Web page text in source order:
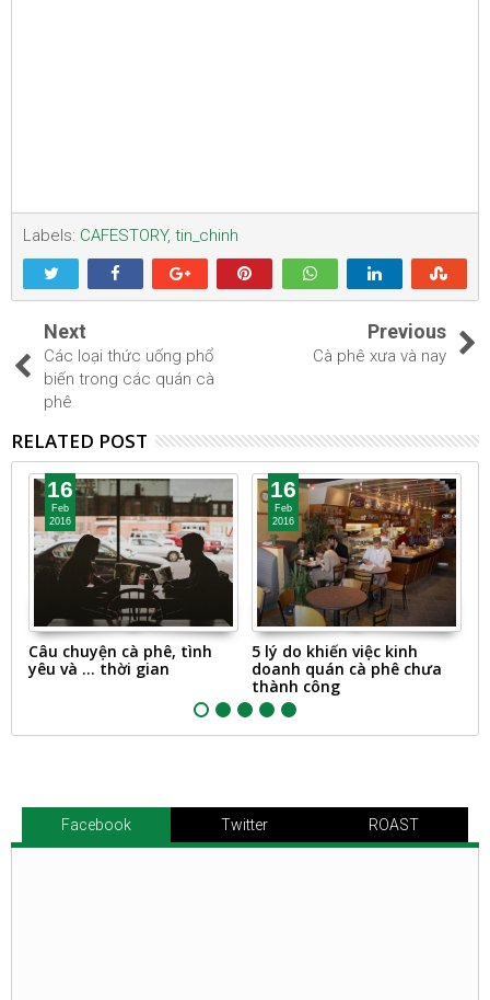
Labels: CAFESTORY, tin_chinh
Next
Các loại thức uống phổ
biến trong các quán cà
phê
Previous
Cà phê xưa và nay
RELATED POST
16
Feb
2016
Câu chuyện cà phê, tình
yêu và ... thời gian
16
Feb
2016
5 lý do khiến việc kinh
doanh quán cà phê chưa
thành công
Facebook Twitter ROAST